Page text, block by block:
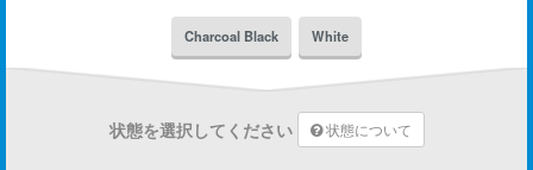
Charcoal Black White
状態を選択してください 状態について